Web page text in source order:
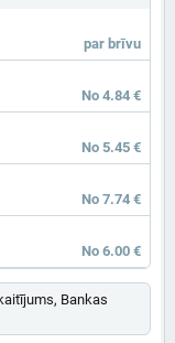
par brīvu
No 4.84 €
No 5.45 €
No 7.74 €
No 6.00 €
Bankas